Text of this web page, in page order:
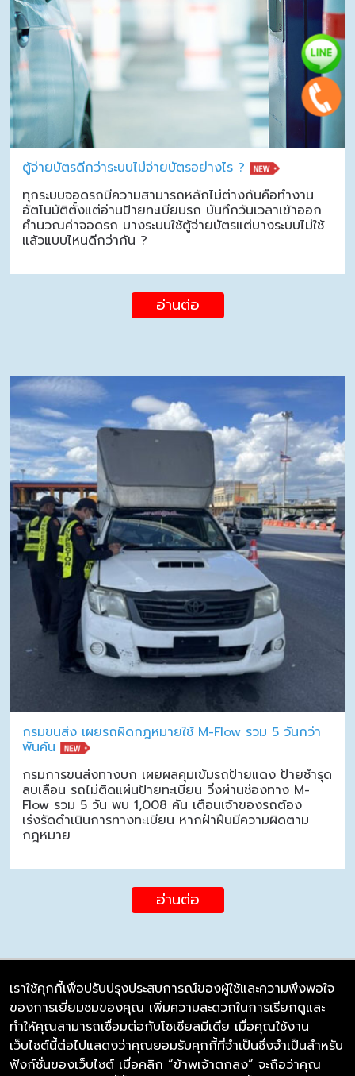
ตู้จ่ายบัตรดีกว่าระบบไม่จ่ายบัตรอย่างไร ?
ทุกระบบจอดรถมีความสามารถหลักไม่ต่างกันคือทำงาน
อัตโนมัติตั้งแต่อ่านป้ายทะเบียนรถ บันทึกวันเวลาเข้าออก
คำนวณค่าจอดรถ บางระบบใช้ตู้จ่ายบัตรแต่บางระบบไม่ใช้
แล้วแบบไหนดีกว่ากัน ?
อ่านต่อ
กรมขนส่ง เผยรถผิดกฎหมายใช้ M-Flow รวม 5 วันกว่า
พันคัน
กรมการขนส่งทางบก เผยผลคุมเข้มรถป้ายแดง ป้ายชำรุด
ลบเลือน รถไม่ติดแผ่นป้ายทะเบียน วิ่งผ่านช่องทาง M-
Flow รวม 5 วัน พบ 1,008 คัน เตือนเจ้าของรถต้อง
เร่งรัดดำเนินการทางทะเบียน หากฝ่าฝืนมีความผิดตาม
กฎหมาย
อ่านต่อ
บริษัท ซิมลิงค์ จำกัด
98/226 Bangrakyai-Baanmai Road,
Bangyai, Nonthaburi 11140
เราใช้คุกกี้เพื่อปรับปรุงประสบการณ์ของผู้ใช้และความพึงพอใจ
ของการเยี่ยมชมของคุณ เพิ่มความสะดวกในการเรียกดูและ
ทำให้คุณสามารถเชื่อมต่อกับโซเชียลมีเดีย เมื่อคุณใช้งาน
เว็บไซต์นี้ต่อไปแสดงว่าคุณยอมรับคุกกี้ที่จำเป็นซึ่งจำเป็นสำหรับ
ฟังก์ชั่นของเว็บไซต์ เมื่อคลิก “ข้าพเจ้าตกลง” จะถือว่าคุณ